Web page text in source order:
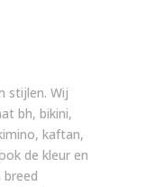
stijlen. Wij
bh, bikini,
kaftan,
de kleur en